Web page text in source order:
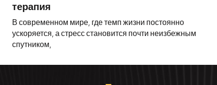
терапия
В современном мире, где темп жизни постоянно
ускоряется, а стресс становится почти неизбежным
спутником,